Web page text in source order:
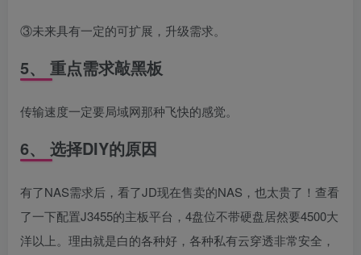
③未来具有一定的可扩展，升级需求。
5、 重点需求敲黑板
传输速度一定要局域网那种飞快的感觉。
6、 选择DIY的原因
有了NAS需求后，看了JD现在售卖的NAS，也太贵了！查看
了一下配置J3455的主板平台，4盘位不带硬盘居然要4500大
洋以上。理由就是白的各种好，各种私有云穿透非常安全，